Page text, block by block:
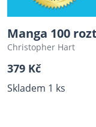
Manga 100
Christopher Hart
379 Kč
Skladem 1 ks